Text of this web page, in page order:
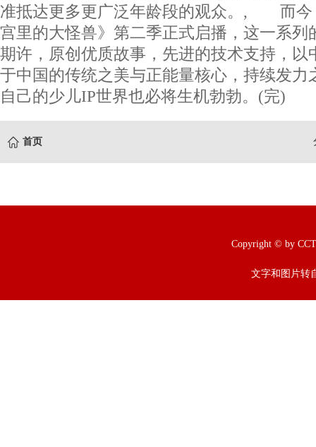
准抵达更多更广泛年龄段的观众。, 而今
宫里的大怪兽》第二季正式启播，这一系列
期许，原创优质故事，先进的技术支持，以
于中国的传统之美与正能量核心，持续发力
自己的少儿IP世界也必将生机勃勃。(完)
首页
Copyright © by
文字和图片转